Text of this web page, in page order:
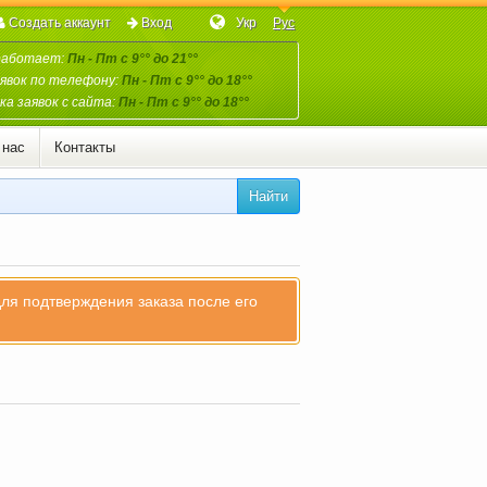
Пн - Пт с 9°° до 21°°
по телефону:Пн - Пт с 9°° до 18°°
заявок с сайта:Пн - Пт с 9°° до 18°°
Укр Рус
Создать аккаунт Вход
Контакты
Найти
подтверждения заказа после его